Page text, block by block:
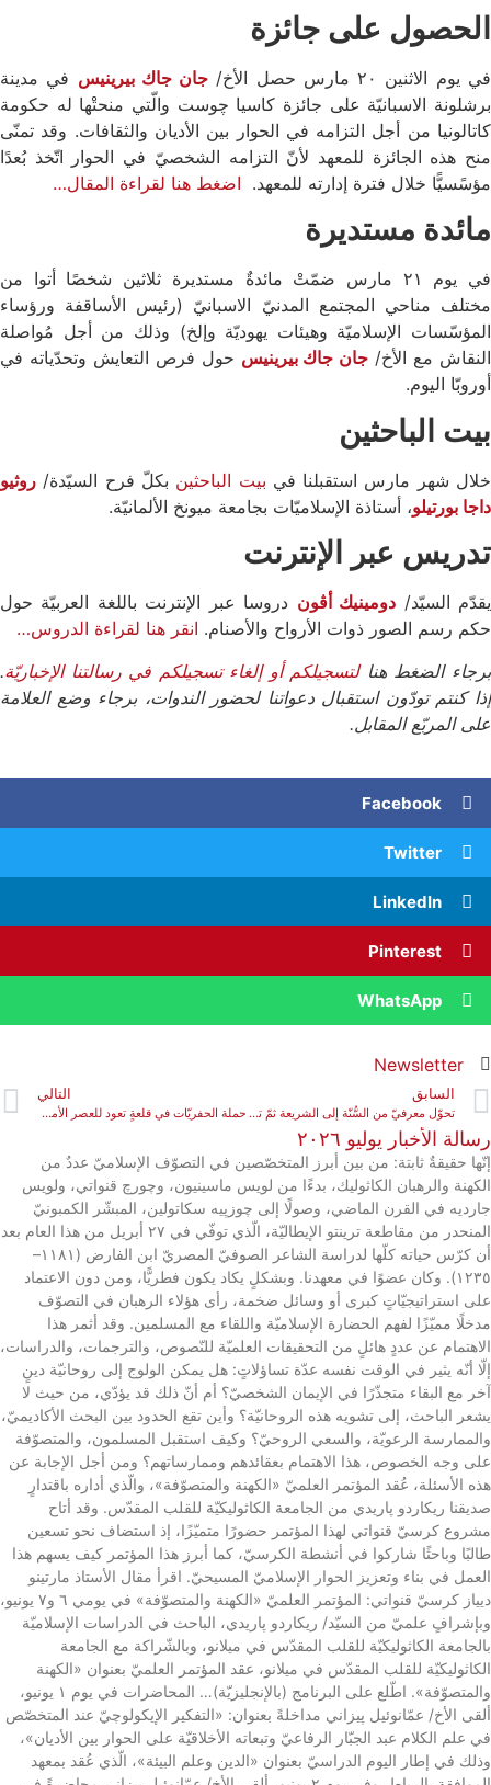
الحصول على جائزة
في يوم الاثنين ٢۰ مارس حصل الأخ/ جان جاك بيرينيس في مدينة
برشلونة الاسبانيّة على جائزة كاسيا چوست والّتي منحتْها له حكومة
كاتالونيا من أجل التزامه في الحوار بين الأديان والثقافات. وقد تمنّى
منح هذه الجائزة للمعهد لأنّ التزامه الشخصيّ في الحوار اتّخذ بُعدًا
مؤسًسيًّا خلال فترة إدارته للمعهد. اضغط هنا لقراءة المقال…
مائدة مستديرة
في يوم ٢١ مارس ضمّتْ مائدةٌ مستديرة ثلاثين شخصًا أتوا من
مختلف مناحي المجتمع المدنيّ الاسبانيّ (رئيس الأساقفة ورؤساء
المؤسّسات الإسلاميّة وهيئات يهوديّة وإلخ) وذلك من أجل مُواصلة
النقاش مع الأخ/ جان جاك بيرينيس حول فرص التعايش وتحدّياته في
أوروبّا اليوم.
بيت الباحثين
خلال شهر مارس استقبلنا في بيت الباحثين بكلّ فرح السيّدة/ روثيو
داجا بورتيلو، أستاذة الإسلاميّات بجامعة ميونخ الألمانيّة.
تدريس عبر الإنترنت
يقدّم السيّد/ دومينيك أڤون دروسا عبر الإنترنت باللغة العربيّة حول
حكم رسم الصور ذوات الأرواح والأصنام. انقر هنا لقراءة الدروس…
برجاء الضغط هنالتسجيلكم أو إلغاء تسجيلكم في رسالتنا الإخباريّة.
إذا كنتم تودّون استقبال دعواتنا لحضور الندوات، برجاء وضع العلامة
على المربّع المقابل.
Facebook
Twitter
LinkedIn
Pinterest
WhatsApp
Newsletter
السابق
تحوّل معرفيّ من السُّنّة إلى الشريعة ثمّ تغيير جوهري في العصر الحديث
التالي
حملة الحفريّات في قلعةٍ تعود للعصر الأمويّ
رسالة الأخبار يوليو ٢٠٢٦
إنّها حقيقةٌ ثابتة: من بين أبرز المتخصّصين في التصوّف الإسلاميّ عددٌ من
الكهنة والرهبان الكاثوليك، بدءًا من لويس ماسينيون، وچورچ قنواتي، ولويس
جارديه في القرن الماضي، وصولًا إلى چوزپيه سكاتولين، المبشّر الكمبونيّ
المنحدر من مقاطعة ترينتو الإيطاليّة، الّذي توفّي في ٢٧ أبريل من هذا العام بعد
أن كرّس حياته كلّها لدراسة الشاعر الصوفيّ المصريّ ابن الفارض (١١٨١–
١٢٣٥). وكان عضوًا في معهدنا. وبشكلٍ يكاد يكون فطريًّا، ومن دون الاعتماد
على استراتيجيّاتٍ كبرى أو وسائل ضخمة، رأى هؤلاء الرهبان في التصوّف
مدخلًا مميّزًا لفهم الحضارة الإسلاميّة واللقاء مع المسلمين. وقد أثمر هذا
الاهتمام عن عددٍ هائلٍ من التحقيقات العلميّة للنّصوص، والترجمات، والدراسات،
إلّا أنّه يثير في الوقت نفسه عدّة تساؤلاتٍ: هل يمكن الولوج إلى روحانيّة دينٍ
آخر مع البقاء متجذّرًا في الإيمان الشخصيّ؟ أم أنّ ذلك قد يؤدّي، من حيث لا
يشعر الباحث، إلى تشويه هذه الروحانيّة؟ وأين تقع الحدود بين البحث الأكاديميّ،
والممارسة الرعويّة، والسعي الروحيّ؟ وكيف استقبل المسلمون، والمتصوّفة
على وجه الخصوص، هذا الاهتمام بعقائدهم وممارساتهم؟ ومن أجل الإجابة عن
هذه الأسئلة، عُقد المؤتمر العلميّ «الكهنة والمتصوّفة»، والّذي أداره باقتدارٍ
صديقنا ريكاردو پاريدي من الجامعة الكاثوليكيّة للقلب المقدّس. وقد أتاح
مشروع كرسيّ قنواتي لهذا المؤتمر حضورًا متميّزًا، إذ استضاف نحو تسعين
طالبًا وباحثًا شاركوا في أنشطة الكرسيّ، كما أبرز هذا المؤتمر كيف يسهم هذا
العمل في بناء وتعزيز الحوار الإسلاميّ المسيحيّ. اقرأ مقال الأستاذ مارتينو
ديياز كرسيّ قنواتي: المؤتمر العلميّ «الكهنة والمتصوّفة» في يومي ٦ و٧ يونيو،
وبإشرافٍ علميّ من السيّد/ ريكاردو پاريدي، الباحث في الدراسات الإسلاميّة
بالجامعة الكاثوليكيّة للقلب المقدّس في ميلانو، وبالشّراكة مع الجامعة
الكاثوليكيّة للقلب المقدّس في ميلانو، عقد المؤتمر العلميّ بعنوان «الكهنة
والمتصوّفة». اطّلع على البرنامج (بالإنجليزيّة)… المحاضرات في يوم ١ يونيو،
ألقى الأخ/ عمّانوئيل پيزاني مداخلةً بعنوان: «التفكير الإيكولوچيّ عند المتخصّص
في علم الكلام عبد الجبّار الرفاعيّ وتبعاته الأخلاقيّة على الحوار بين الأديان»،
وذلك في إطار اليوم الدراسيّ بعنوان «الدين وعلم البيئة»، الّذي عُقد بمعهد